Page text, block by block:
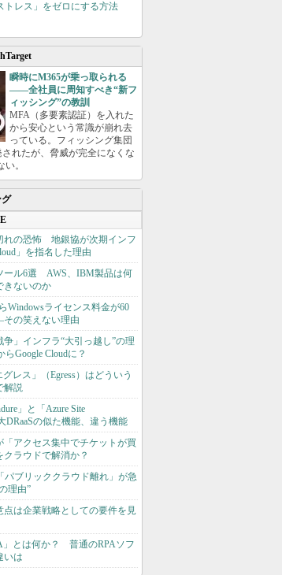
トレス」をゼロにする方法
瞬時にM365が乗っ取られる
――全社員に周知すべき“新フ
ィッシング”の教訓
MFA（多要素認証）を入れた
から安心という常識が崩れ去
っている。フィッシング集団
されたが、脅威が完全になくな
。
グ
れの恐怖 地銀協が次期インフ
」を指名した理由
ール6選 AWS、IBM製品は何
きないのか
Windowsライセンス料金が60
の笑えない理由
争」インフラ“大引っ越し”の理
Google Cloudに？
レス」（Egress）はどういう
解説
」と「Azure Site
DRaaSの似た機能、違う機能
「アクセス集中でチケットが買
クラウドで解消か？
パブリッククラウド離れ」が急
理由”
点は企業戦略としての要件を見
」とは何か？ 普通のRPAソフ
いは